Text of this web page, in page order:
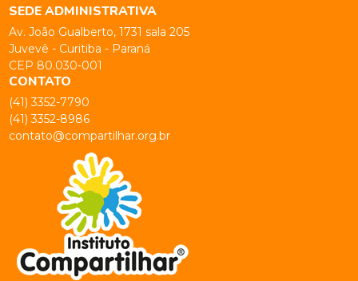
SEDE ADMINISTRATIVA
Av. João Gualberto, 1731 sala 205
Juvevê - Curitiba - Paraná
CEP 80.030-001
CONTATO
(41) 3352-7790
(41) 3352-8986
contato@compartilhar.org.br